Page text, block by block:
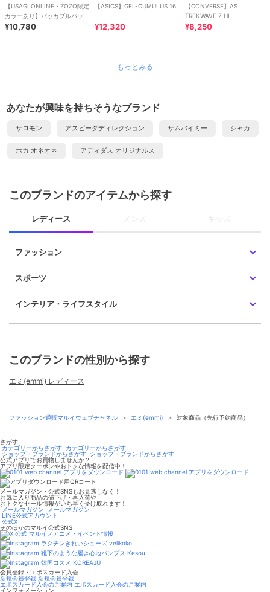
【USAGI ONLINE・ZOZO限定
カラーあり】パッカブルバック
パック／撥水
¥10,780
【ASICS】GEL-CUMULUS 16
¥12,320
【CONVERSE】AS
TREKWAVE Z HI
¥8,250
もっとみる
あなたが興味を持ちそうなブランド
サロモン アスピーダディレクション サムバイミー シャカ
ホカ オネオネ アディダス オリジナルス
このブランドのアイテムから探す
レディース メンズ キッズ
ファッション
スポーツ
インテリア・ライフスタイル
このブランドの性別から探す
エミ(emmi) レディース
ファッション通販マルイウェブチャネル ＞ エミ(emmi) ＞ 対象商品（先行予約商品）
さがす
カテゴリーからさがす カテゴリーからさがす
ショップ・ブランドからさがす ショップ・ブランドからさがす
公式アプリでお買物しませんか？
アプリ限定クーポンやおトクな情報を配信中！
メールマガジン・公式SNSもお見逃しなく！
お気に入り商品の値下げ・再入荷や
おトクなセール情報がいち早く受け取れます！
メールマガジン
メールマガジン
LINE公式アカウント
公式X
そのほかのマルイ公式SNS
マルイノアニメ・イベント情報
ラクチンきれいシューズ velikoko
靴下のような履き心地パンプス Kesou
韓国コスメ KOREAJU
会員登録・エポスカード入会
新規会員登録 新規会員登録
エポスカード入会のご案内 エポスカード入会のご案内
インフォメーション